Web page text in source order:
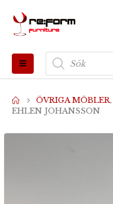
Produktsökning
ÖVRIGA MÖBLER,
EHLEN JOHANSSON